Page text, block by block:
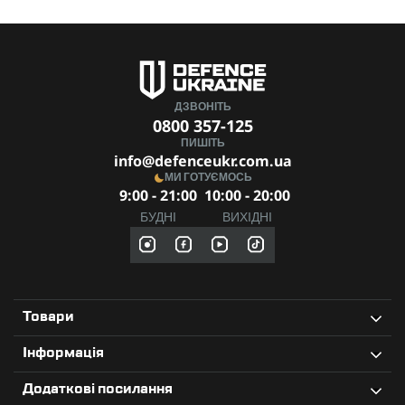
ДЗВОНІТЬ
0800 357-125
ПИШІТЬ
info@defenceukr.com.ua
МИ ГОТУЄМОСЬ
9:00 - 21:00
БУДНІ
10:00 - 20:00
ВИХІДНІ
Товари
Інформація
Додаткові посилання